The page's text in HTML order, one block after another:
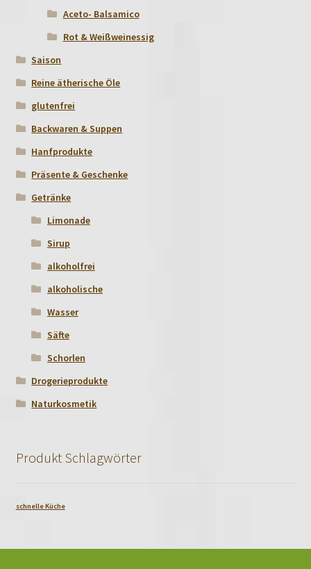
Aceto- Balsamico
Rot & Weißweinessig
Saison
Reine ätherische Öle
glutenfrei
Backwaren & Suppen
Hanfprodukte
Präsente & Geschenke
Getränke
Limonade
Sirup
alkoholfrei
alkoholische
Wasser
Säfte
Schorlen
Drogerieprodukte
Naturkosmetik
Produkt Schlagwörter
schnelle Küche